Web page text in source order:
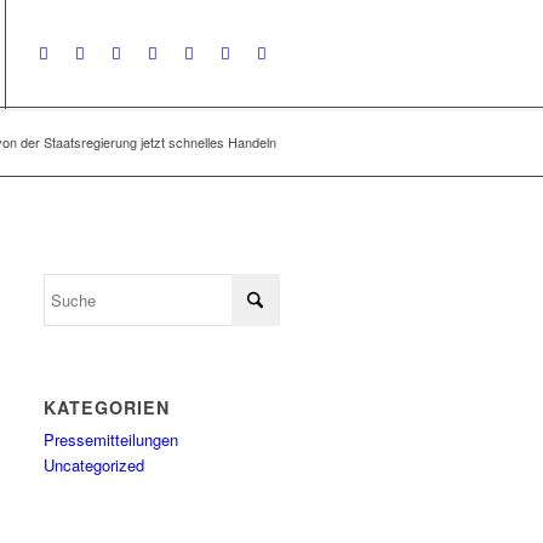
der Staatsregierung jetzt schnelles Handeln
KATEGORIEN
Pressemitteilungen
Uncategorized